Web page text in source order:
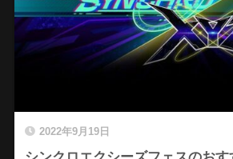
2022年9月19日